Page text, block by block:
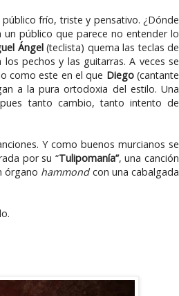
frío, triste y pensativo. ¿Dónde
público que parece no entender lo
Ángel(teclista) quema las teclas de
pechos y las guitarras. A veces se
como este en el que Diego(cantante
a la pura ortodoxia del estilo. Una
tanto cambio, tanto intento de
Y como buenos murcianos se
por su “Tulipomanía”, una canción
órgano hammondcon una cabalgada